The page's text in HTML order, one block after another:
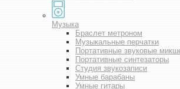
Музыка
Браслет метроном
Музыкальные перчатки
Портативные звуковые
Портативные синтезаторы
Студия звукозаписи
Умные барабаны
Умные гитары